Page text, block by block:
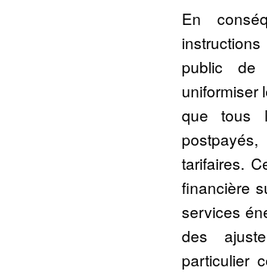
En
public de
uniformiser
que tous
tarifaires.
financière
services
des
particulier